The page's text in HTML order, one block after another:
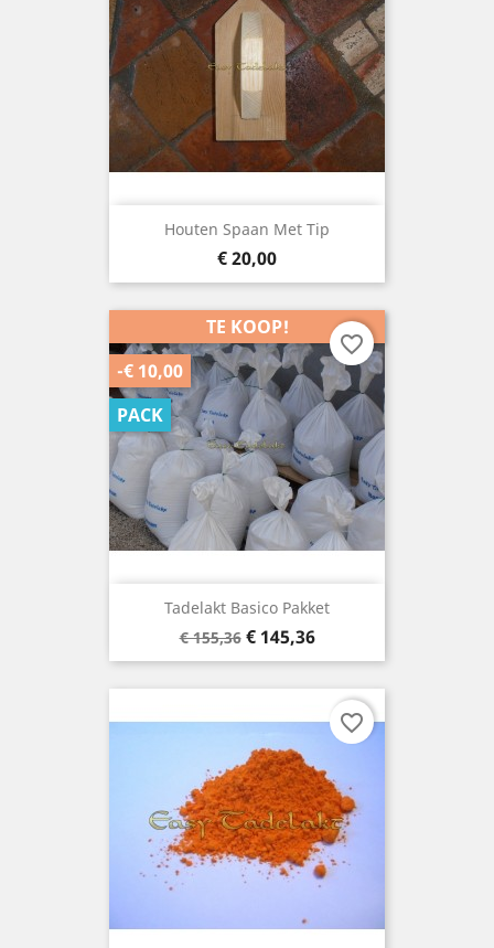
Houten Spaan Met Tip
Prijs
€ 20,00
Tadelakt Basico Pakket
Basisprijs
€ 155,36 Prijs
€ 145,36
TE KOOP!
-€ 10,00
PACK
favorite_border
favorite_border